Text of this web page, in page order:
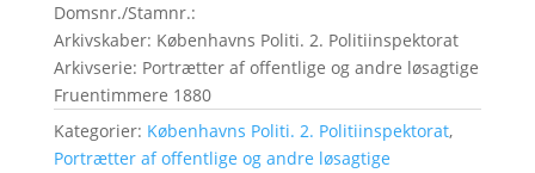
Domsnr./Stamnr.:
Arkivskaber: Københavns Politi. 2. Politiinspektorat
Arkivserie: Portrætter af offentlige og andre løsagtige
Fruentimmere 1880
Kategorier: Københavns Politi. 2. Politiinspektorat,
Portrætter af offentlige og andre løsagtige